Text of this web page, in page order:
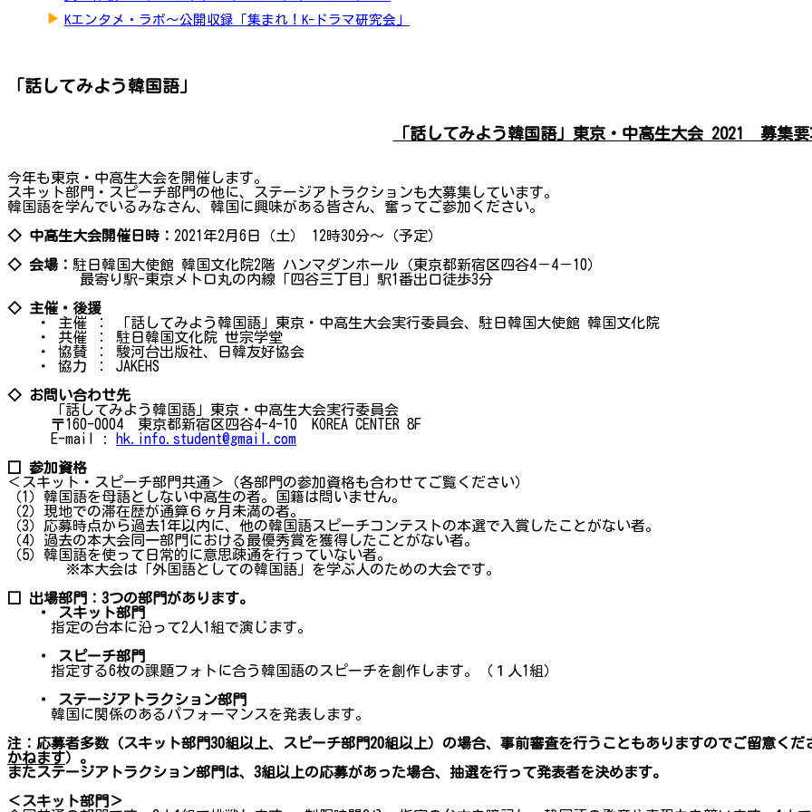
▶ Kエンタメ・ラボ～公開収録「集まれ！K-ドラマ研究会」
「話してみよう韓国語」
「話してみよう韓国語」東京・中高生大会 2021 募集要
今年も東京・中高生大会を開催します。
スキット部門・スピーチ部門の他に、ステージアトラクションも大募集しています。
韓国語を学んでいるみなさん、韓国に興味がある皆さん、奮ってご参加ください。
◇ 中高生大会開催日時： 2021年2月6日（土） 12時30分～（予定）
◇ 会場： 駐日韓国大使館 韓国文化院2階 ハンマダンホール（東京都新宿区四谷4－4－10）
最寄り駅-東京メトロ丸の内線「四谷三丁目」駅1番出口徒歩3分
◇ 主催・後援
・ 主催 ： 「話してみよう韓国語」東京・中高生大会実行委員会、駐日韓国大使館 韓国文化院
・ 共催 ： 駐日韓国文化院 世宗学堂
・ 協賛 ： 駿河台出版社、日韓友好協会
・ 協力 ： JAKEHS
◇ お問い合わせ先
「話してみよう韓国語」東京・中高生大会実行委員会
〒160-0004 東京都新宿区四谷4-4-10 KOREA CENTER 8F
E-mail :
hk.info.student@gmail.com
□ 参加資格
＜スキット・スピーチ部門共通＞（各部門の参加資格も合わせてご覧ください）
（1）韓国語を母語としない中高生の者。国籍は問いません。
（2）現地での滞在歴が通算６ヶ月未満の者。
（3）応募時点から過去1年以内に、他の韓国語スピーチコンテストの本選で入賞したことがない者。
（4）過去の本大会同一部門における最優秀賞を獲得したことがない者。
（5）韓国語を使って日常的に意思疎通を行っていない者。
※本大会は「外国語としての韓国語」を学ぶ人のための大会です。
□ 出場部門：3つの部門があります。
・ スキット部門
指定の台本に沿って2人1組で演じます。
・ スピーチ部門
指定する6枚の課題フォトに合う韓国語のスピーチを創作します。（１人1組）
・ ステージアトラクション部門
韓国に関係のあるパフォーマンスを発表します。
注：応募者多数（スキット部門30組以上、スピーチ部門20組以上）の場合、事前審査を行うこともありますのでご留意くだ
かねます）。
またステージアトラクション部門は、3組以上の応募があった場合、抽選を行って発表者を決めます。
＜スキット部門＞